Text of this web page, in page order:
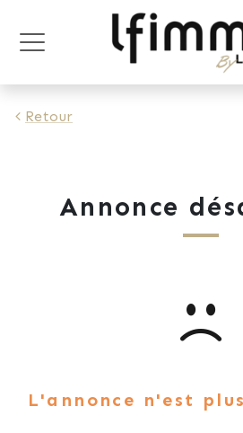
Retour
Annonce
L'annonce n'est